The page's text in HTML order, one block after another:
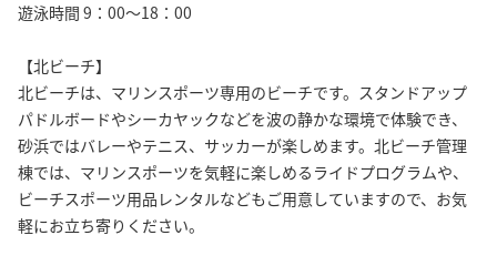
遊泳時間 9：00～18：00
【北ビーチ】
北ビーチは、マリンスポーツ専用のビーチです。スタンドアップ
パドルボードやシーカヤックなどを波の静かな環境で体験でき、
砂浜ではバレーやテニス、サッカーが楽しめます。北ビーチ管理
棟では、マリンスポーツを気軽に楽しめるライドプログラムや、
ビーチスポーツ用品レンタルなどもご用意していますので、お気
軽にお立ち寄りください。